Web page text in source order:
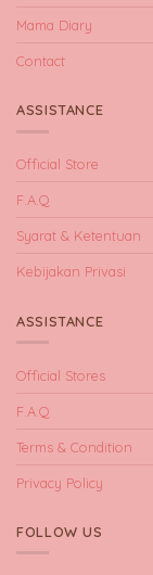
Mama Diary
Contact
ASSISTANCE
Official Store
F.A.Q
Syarat & Ketentuan
Kebijakan Privasi
ASSISTANCE
Official Stores
F.A.Q
Terms & Condition
Privacy Policy
FOLLOW US